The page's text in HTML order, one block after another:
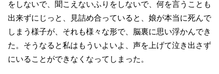
をしないで、聞こえないふりをしないで、何を言うことも
出来ずにじっと、見詰め合っていると、娘が本当に死んで
しまう様子が、それも様々な形で、脳裏に思い浮かんでき
た。そうなると私はもういよいよ、声を上げて泣き出さず
にいることができなくなってしまった。